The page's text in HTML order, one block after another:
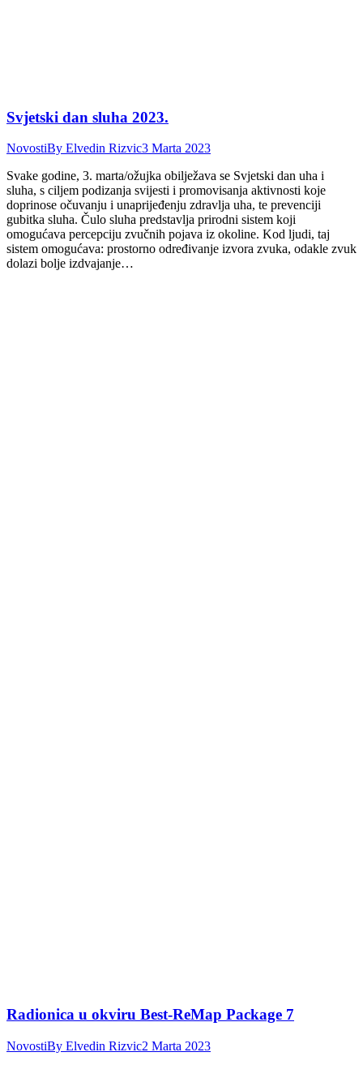
Svjetski dan sluha 2023.
NovostiBy Elvedin Rizvic3 Marta 2023
Svake godine, 3. marta/ožujka obilježava se Svjetski dan uha i
sluha, s ciljem podizanja svijesti i promovisanja aktivnosti koje
doprinose očuvanju i unaprijeđenju zdravlja uha, te prevenciji
gubitka sluha. Čulo sluha predstavlja prirodni sistem koji
omogućava percepciju zvučnih pojava iz okoline. Kod ljudi, taj
sistem omogućava: prostorno određivanje izvora zvuka, odakle zvuk
dolazi bolje izdvajanje…
Radionica u okviru Best-ReMap Package 7
NovostiBy Elvedin Rizvic2 Marta 2023